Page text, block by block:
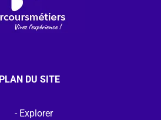
PLAN DU SITE
Explorer